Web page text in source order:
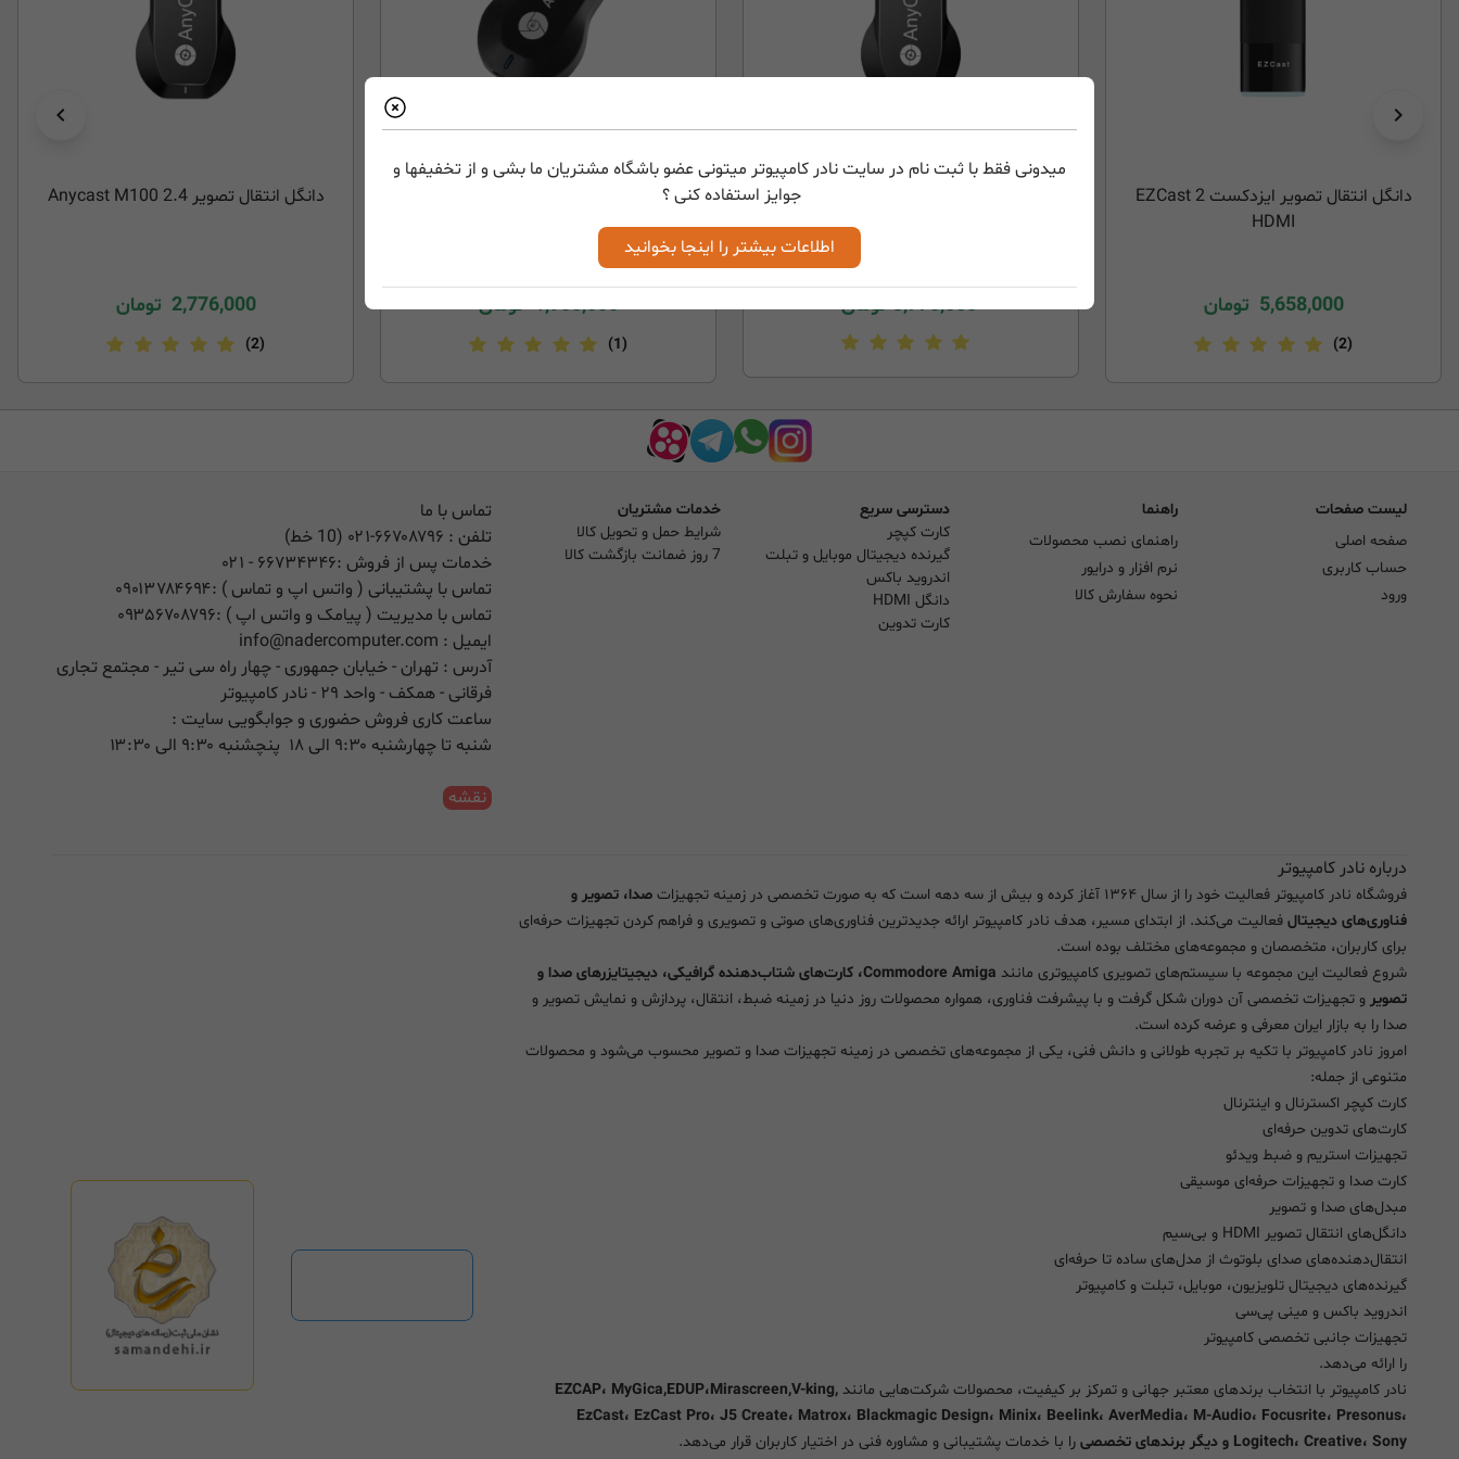
میدونی فقط با ثبت نام در سایت نادر کامپیوتر میتونی عضو باشگاه مشتریان ما بشی و از تخفیفها و
جوایز استفاده کنی ؟
اطلاعات بیشتر را اینجا بخوانید
دانگل انتقال تصویر ایزدکست EZCast 2
HDMI
5,658,000 تومان
(2)
تومان
3,770,000 تومان
دانگل انتقال تصویر Anycast M9 Plus
1,900,000 تومان
(1)
دانگل انتقال تصویر 2.4 Anycast M100
2,776,000 تومان
(2)
لیست صفحات
صفحه اصلی
حساب کاربری
ورود
راهنما
راهنمای نصب محصولات
نرم افزار و درایور
نحوه سفارش کالا
دسترسی سریع
کارت کپچر
گیرنده دیجیتال موبایل و تبلت
اندروید باکس
دانگل HDMI
کارت تدوین
خدمات مشتریان
شرایط حمل و تحویل کالا
7 روز ضمانت بازگشت کالا
تماس با ما
تلفن : ۰۲۱-۶۶۷۰۸۷۹۶ (10 خط)
خدمات پس از فروش :۶۶۷۳۴۳۴۶ - ۰۲۱
تماس با پشتیبانی ( واتس اپ و تماس ) :۰۹۰۱۳۷۸۴۶۹۴
تماس با مدیریت ( پیامک و واتس اپ ) :۰۹۳۵۶۷۰۸۷۹۶
ایمیل : info@nadercomputer.com
آدرس : تهران - خیابان جمهوری - چهار راه سی تیر - مجتمع تجاری
فرقانی - همکف - واحد ۲۹ - نادر کامپیوتر
ساعت کاری فروش حضوری و جوابگویی سایت :
شنبه تا چهارشنبه ۹:۳۰ الی ۱۸ پنچشنبه ۹:۳۰ الی ۱۳:۳۰
نقشه
درباره نادر کامپیوتر
فروشگاه نادر کامپیوتر فعالیت خود را از سال ۱۳۶۴ آغاز کرده و بیش از سه دهه است که به صورت تخصصی در زمینه تجهیزات
صدا، تصویر و
فناوری‌های دیجیتال فعالیت می‌کند. از ابتدای مسیر، هدف نادر کامپیوتر ارائه جدیدترین فناوری‌های صوتی و تصویری و فراهم کردن تجهیزات حرفه‌ای
برای کاربران، متخصصان و مجموعه‌های مختلف بوده است.
شروع فعالیت این مجموعه با سیستم‌های تصویری کامپیوتری مانند
Commodore Amiga، کارت‌های شتاب‌دهنده گرافیکی، دیجیتایزرهای صدا و
تصویر و تجهیزات تخصصی آن دوران شکل گرفت و با پیشرفت فناوری، همواره محصولات روز دنیا در زمینه ضبط، انتقال، پردازش و نمایش تصویر و
صدا را به بازار ایران معرفی و عرضه کرده است.
امروز نادر کامپیوتر با تکیه بر تجربه طولانی و دانش فنی، یکی از مجموعه‌های تخصصی در زمینه تجهیزات صدا و تصویر محسوب می‌شود و محصولات
متنوعی از جمله:
کارت کپچر اکسترنال و اینترنال
کارت‌های تدوین حرفه‌ای
تجهیزات استریم و ضبط ویدئو
کارت صدا و تجهیزات حرفه‌ای موسیقی
مبدل‌های صدا و تصویر
دانگل‌های انتقال تصویر HDMI و بی‌سیم
انتقال‌دهنده‌های صدای بلوتوث از مدل‌های ساده تا حرفه‌ای
گیرنده‌های دیجیتال تلویزیون، موبایل، تبلت و کامپیوتر
اندروید باکس و مینی پی‌سی
تجهیزات جانبی تخصصی کامپیوتر
را ارائه می‌دهد.
نادر کامپیوتر با انتخاب برندهای معتبر جهانی و تمرکز بر کیفیت، محصولات شرکت‌هایی مانند EZCAP، MyGica,EDUP،Mirascreen,V-king,
EzCast، EzCast Pro، J5 Create، Matrox، Blackmagic Design، Minix، Beelink، AverMedia، M-Audio، Focusrite، Presonus،
Logitech، Creative، Sony و دیگر برندهای تخصصی
را با خدمات پشتیبانی و مشاوره فنی در اختیار کاربران قرار می‌دهد.